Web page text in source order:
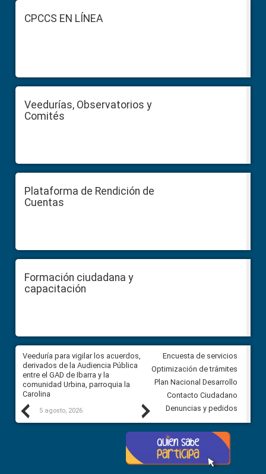
FooterCPCCS EN LÍNEA
Veedurías, Observatorios y
Comités
Plataforma de Rendición de
Cuentas
Formación ciudadana y
capacitación
Previous
Veeduría para vigilar los acuerdos,
derivados de la Audiencia Pública
entre el GAD de Ibarra y la
comunidad Urbina, parroquia la
Carolina
5 agosto, 2026
CPCCS convoca a Veeduría
Ciudadana para vigilar el
5 agosto, 2026
Next
Encuesta de servicios
Optimización de trámites
Plan Nacional Desarrollo
Contacto Ciudadano
Denuncias y pedidos